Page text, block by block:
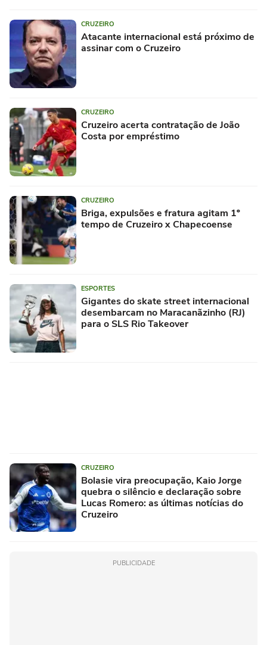
CRUZEIRO
Atacante internacional está próximo de
assinar com o Cruzeiro
CRUZEIRO
Cruzeiro acerta contratação de João
Costa por empréstimo
CRUZEIRO
Briga, expulsões e fratura agitam 1º
tempo de Cruzeiro x Chapecoense
ESPORTES
Gigantes do skate street internacional
desembarcam no Maracanãzinho (RJ)
para o SLS Rio Takeover
CRUZEIRO
Bolasie vira preocupação, Kaio Jorge
quebra o silêncio e declaração sobre
Lucas Romero: as últimas notícias do
Cruzeiro
PUBLICIDADE